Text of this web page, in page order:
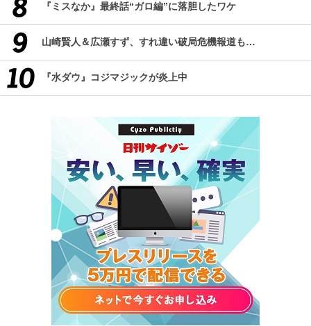
『ミスなか』最終話“ガロ編”に落胆したワケ
山崎賢人＆広瀬すず、すれ違い破局危機報道も…
『水ダウ』コジマジックが炎上中